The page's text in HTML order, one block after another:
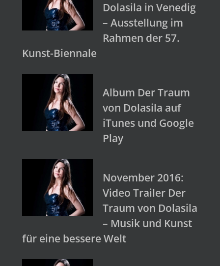
Dolasila in Venedig
– Ausstellung im
Rahmen der 57.
Kunst-Biennale
Album Der Traum
von Dolasila auf
iTunes und Google
Play
November 2016:
Video Trailer Der
Traum von Dolasila
– Musik und Kunst
für eine bessere Welt